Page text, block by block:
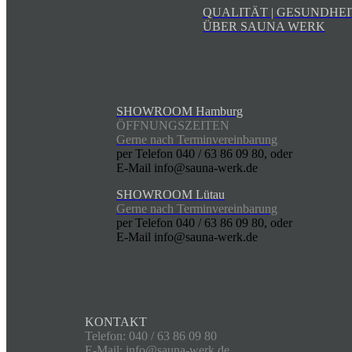
QUALITÄT |
ÜBER SAUNA WERK
SHOWROOM Hamburg
ÖFFNUNGSZEITEN
Gerne nach Terminvereinbarung
per Telefon 040 / 63 86 09 80, oder
E-Mail info@sauna-werk.de
SHOWROOM Lütau
Gerne nach Terminvereinbarung
per Telefon 040 / 63 86 09 80, oder
E-Mail info@sauna-werk.de
KONTAKT
Telefon: 040 / 63 86 09 80